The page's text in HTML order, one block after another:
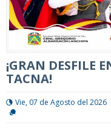
¡GRAN DESFILE
Vie, 07 de Agosto del 2026